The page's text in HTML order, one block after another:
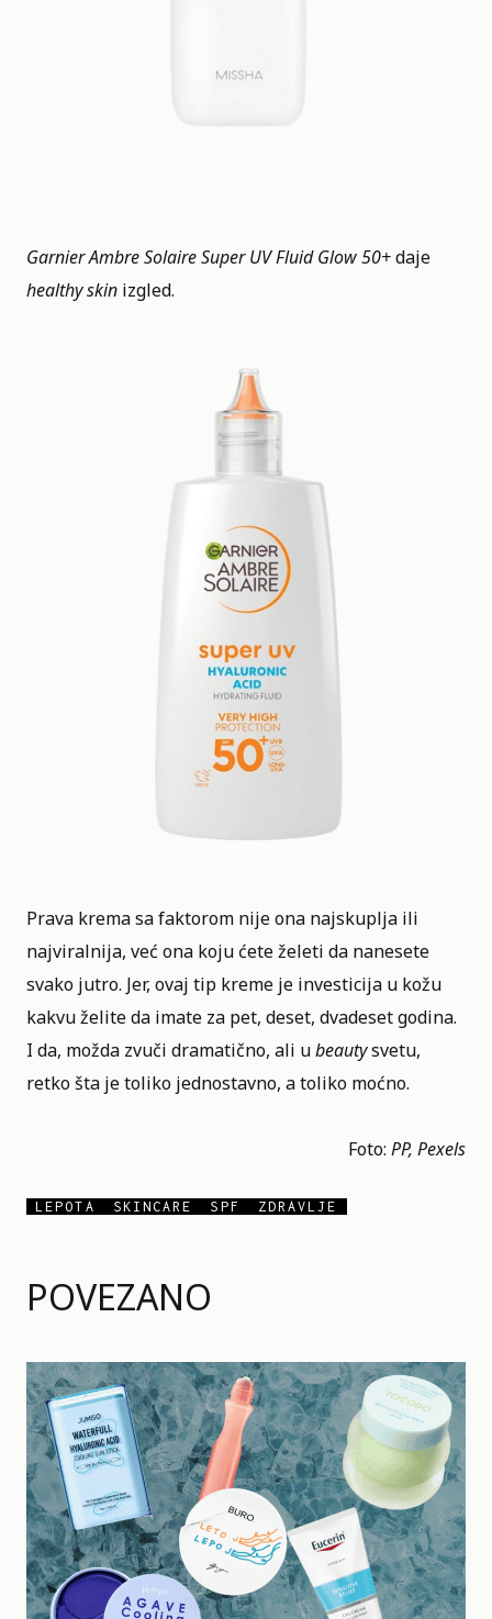
POVEZANO
Garnier Ambre Solaire Super UV Fluid Glow 50+daje
healthy skin izgled.
Prava krema sa faktorom nije ona najskuplja ili
najviralnija, već ona koju ćete želeti da nanesete
svako jutro. Jer, ovaj tip kreme je investicija u kožu
kakvu želite da imate za pet, deset, dvadeset godina.
I da, možda zvuči dramatično, ali ubeautysvetu,
retko šta je toliko jednostavno, a toliko moćno.
Foto: PP, Pexels
LEPOTA SKINCARE SPF ZDRAVLJE